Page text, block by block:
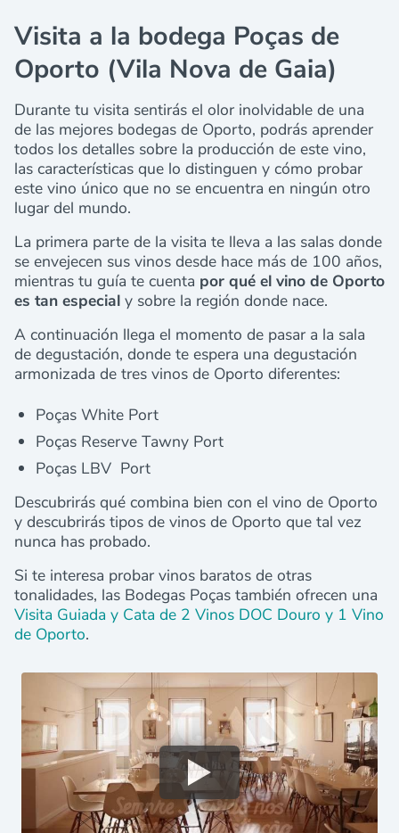
Visita a la bodega Poças de
Oporto (Vila Nova de Gaia)
Durante tu visita sentirás el olor inolvidable de una
de las mejores bodegas de Oporto, podrás aprender
todos los detalles sobre la producción de este vino,
las características que lo distinguen y cómo probar
este vino único que no se encuentra en ningún otro
lugar del mundo.
La primera parte de la visita te lleva a las salas donde
se envejecen sus vinos desde hace más de 100 años,
mientras tu guía te cuenta por qué el vino de Oporto
es tan especial y sobre la región donde nace.
A continuación llega el momento de pasar a la sala
de degustación, donde te espera una degustación
armonizada de tres vinos de Oporto diferentes:
Poças White Port
Poças Reserve Tawny Port
Poças LBV Port
Descubrirás qué combina bien con el vino de Oporto
y descubrirás tipos de vinos de Oporto que tal vez
nunca has probado.
Si te interesa probar vinos baratos de otras
tonalidades, las Bodegas Poças también ofrecen una
Visita Guiada y Cata de 2 Vinos DOC Douro y 1 Vino
de Oporto.